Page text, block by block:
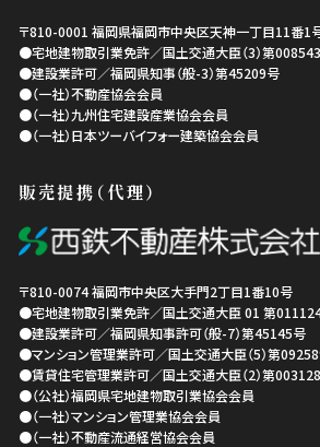
〒810-0001 福岡県福岡市中央区天神一丁目11番1
●宅地建物取引業免許／国土交通大臣（3）第
●建設業許可／福岡県知事（般-3）第45209号
●（一社）不動産協会会員
●（一社）九州住宅建設産業協会会員
●（一社）日本ツーバイフォー建築協会会員
販売提携（代理）
〒810-0074福岡市中央区大手門2丁目1番10号
●宅地建物取引業免許／国土交通大臣 01 第
●建設業許可／福岡県知事許可（般-7）第45145号
●マンション管理業許可／国土交通大臣（5）第
●賃貸住宅管理業許可／国土交通大臣（2）第
●（公社）福岡県宅地建物取引業協会会員
●（一社）マンション管理業協会会員
●（一社）不動産流通経営協会会員